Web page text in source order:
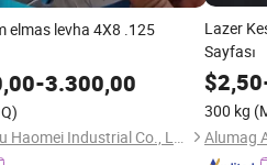
elmas levha 4X8 .125
-3.300,00
Zhengzhou Haomei Industrial Co., Ltd.
Lazer
Sayfası
$2,50
300 kg